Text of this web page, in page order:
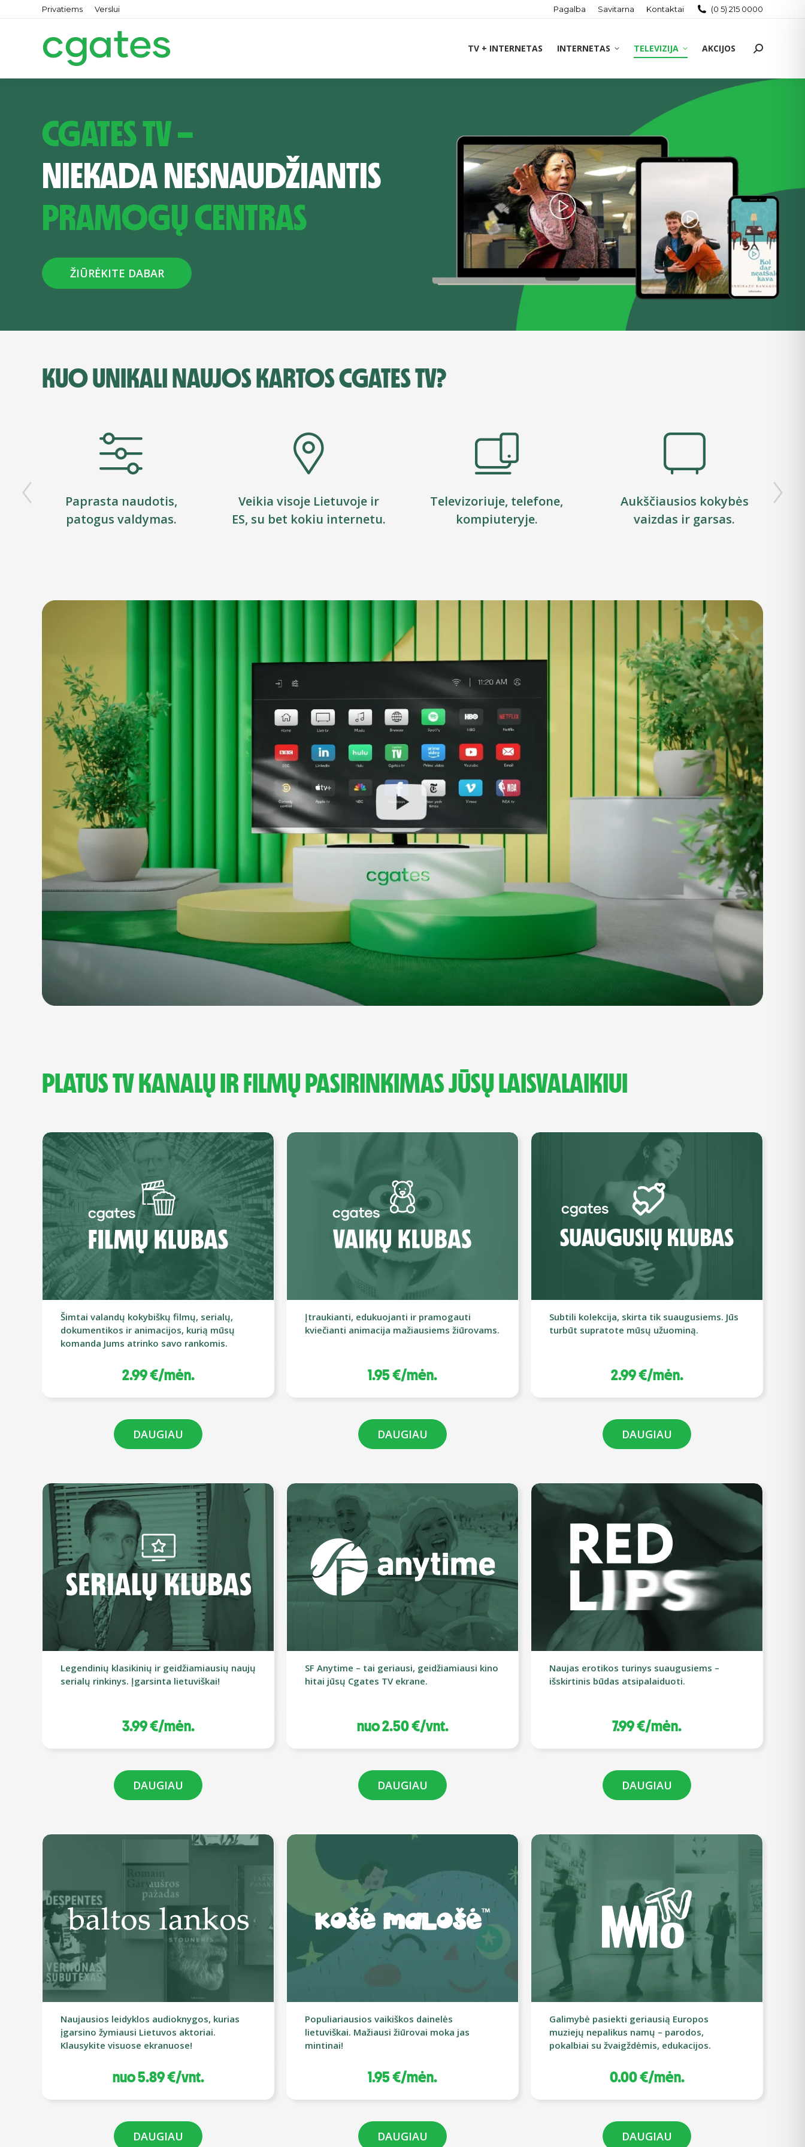
Privatiems Verslui Pagalba Savitarna Kontaktai (0 5) 215 0000
TV + INTERNETAS INTERNETAS TELEVIZIJA AKCIJOS Search:
CGATES TV –
NIEKADA NESNAUDŽIANTIS
PRAMOGŲ CENTRAS
ŽIŪRĖKITE DABAR
KUO UNIKALI NAUJOS KARTOS CGATES TV?
Paprasta naudotis,
patogus valdymas.
Veikia visoje Lietuvoje ir
ES, su bet kokiu internetu.
Televizoriuje, telefone,
kompiuteryje.
Aukščiausios kokybės
vaizdas ir garsas.
PLATUS TV KANALŲ IR FILMŲ PASIRINKIMAS JŪSŲ LAISVALAIKIUI
Šimtai valandų kokybiškų filmų, serialų,
dokumentikos ir animacijos, kurią mūsų
komanda Jums atrinko savo rankomis.
2.99 €/mėn.
DAUGIAU
Įtraukianti, edukuojanti ir pramogauti
kviečianti animacija mažiausiems žiūrovams.
1.95 €/mėn.
DAUGIAU
Subtili kolekcija, skirta tik suaugusiems. Jūs
turbūt supratote mūsų užuominą.
2.99 €/mėn.
DAUGIAU
Legendinių klasikinių ir geidžiamiausių naujų
serialų rinkinys. Įgarsinta lietuviškai!
3.99 €/mėn.
DAUGIAU
SF Anytime – tai geriausi, geidžiamiausi kino
hitai jūsų Cgates TV ekrane.
nuo 2.50 €/vnt.
DAUGIAU
Naujas erotikos turinys suaugusiems –
išskirtinis būdas atsipalaiduoti.
7.99 €/mėn.
DAUGIAU
Naujausios leidyklos audioknygos, kurias
įgarsino žymiausi Lietuvos aktoriai.
Klausykite visuose ekranuose!
nuo 5.89 €/vnt.
DAUGIAU
Populiariausios vaikiškos dainelės
lietuviškai. Mažiausi žiūrovai moka jas
mintinai!
1.95 €/mėn.
DAUGIAU
Galimybė pasiekti geriausią Europos
muziejų nepalikus namų – parodos,
pokalbiai su žvaigždėmis, edukacijos.
0.00 €/mėn.
DAUGIAU